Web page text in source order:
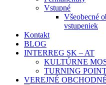
Vstupné
Všeobecné
vstupeniek
Kontakt
BLOG
INTERREG SK – AT
KULTÚRNE
TURNING
VEREJNÉ